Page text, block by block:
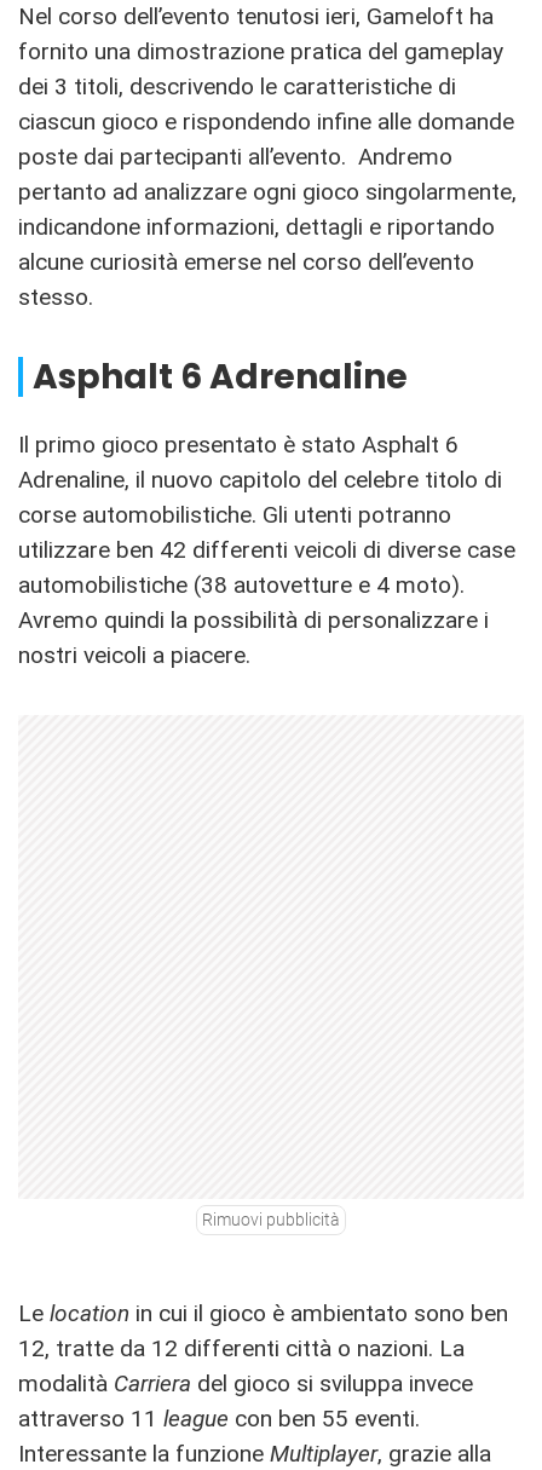
Nel corso dell’evento tenutosi ieri, Gameloft ha
fornito una dimostrazione pratica del gameplay
dei 3 titoli, descrivendo le caratteristiche di
ciascun gioco e rispondendo infine alle domande
poste dai partecipanti all’evento. Andremo
pertanto ad analizzare ogni gioco singolarmente,
indicandone informazioni, dettagli e riportando
alcune curiosità emerse nel corso dell’evento
stesso.
Asphalt 6 Adrenaline
Il primo gioco presentato è stato Asphalt 6
Adrenaline, il nuovo capitolo del celebre titolo di
corse automobilistiche. Gli utenti potranno
utilizzare ben 42 differenti veicoli di diverse case
automobilistiche (38 autovetture e 4 moto).
Avremo quindi la possibilità di personalizzare i
nostri veicoli a piacere.
Rimuovi pubblicità
Le location in cui il gioco è ambientato sono ben
12, tratte da 12 differenti città o nazioni. La
modalità Carriera del gioco si sviluppa invece
attraverso 11 league con ben 55 eventi.
Interessante la funzione Multiplayer, grazie alla